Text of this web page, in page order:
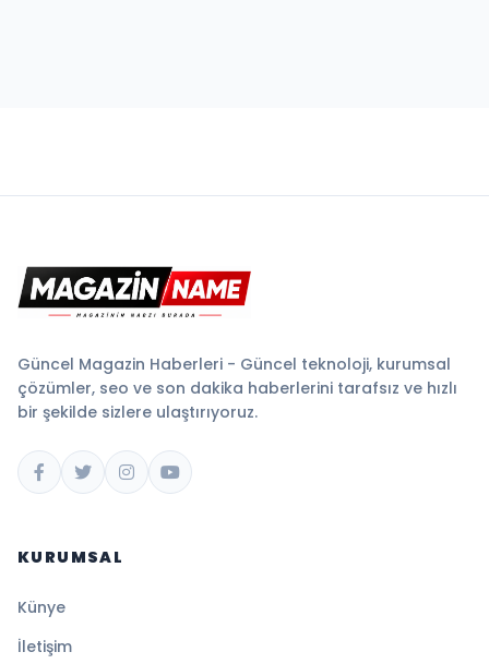
Güncel Magazin Haberleri - Güncel teknoloji, kurumsal
çözümler, seo ve son dakika haberlerini tarafsız ve hızlı
bir şekilde sizlere ulaştırıyoruz.
KURUMSAL
Künye
İletişim